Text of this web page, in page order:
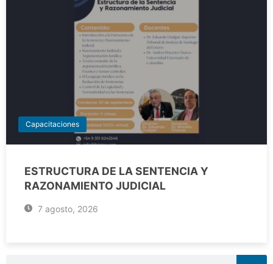
Capacitaciones
ESTRUCTURA DE LA SENTENCIA Y
RAZONAMIENTO JUDICIAL
7 agosto, 2026